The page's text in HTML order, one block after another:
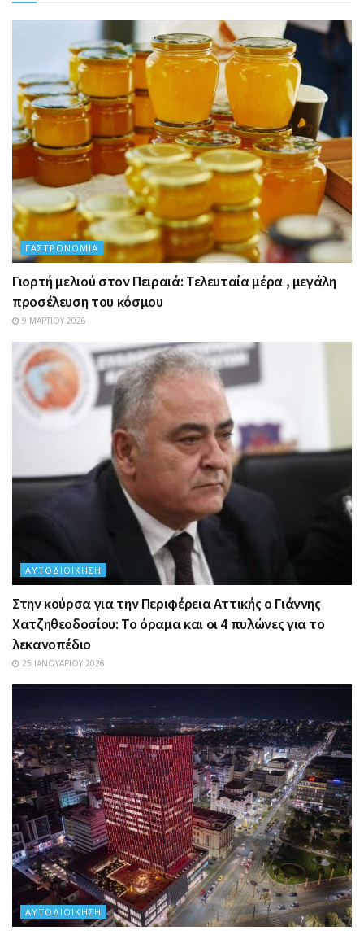
ΓΑΣΤΡΟΝΟΜΊΑ
Γιορτή μελιού στον Πειραιά: Τελευταία μέρα , μεγάλη
προσέλευση του κόσμου
9 ΜΑΡΤΊΟΥ 2026
ΑΥΤΟΔΙΟΊΚΗΣΗ
Στην κούρσα για την Περιφέρεια Αττικής ο Γιάννης
Χατζηθεοδοσίου: Το όραμα και οι 4 πυλώνες για το
λεκανοπέδιο
25 ΙΑΝΟΥΑΡΊΟΥ 2026
ΑΥΤΟΔΙΟΊΚΗΣΗ